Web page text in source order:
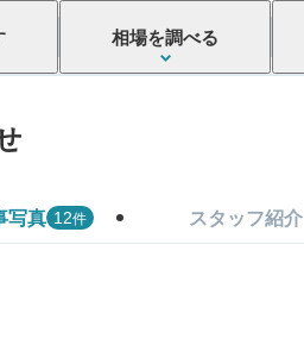
相場を調べる
写真 12件 スタッフ紹介